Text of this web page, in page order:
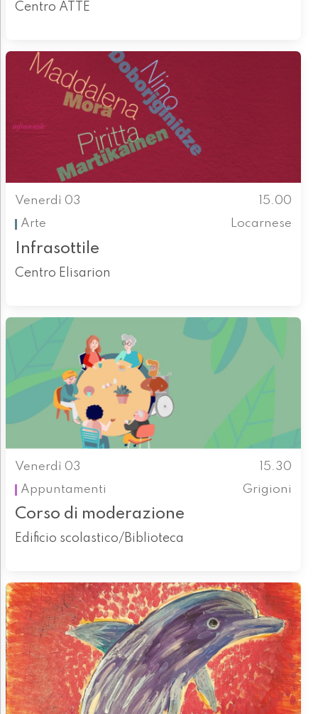
Centro ATTE
Venerdì 03
15.00
Arte
Locarnese
Infrasottile
Centro Elisarion
Venerdì 03
15.30
Appuntamenti
Grigioni
Corso di moderazione
Edificio scolastico/Biblioteca